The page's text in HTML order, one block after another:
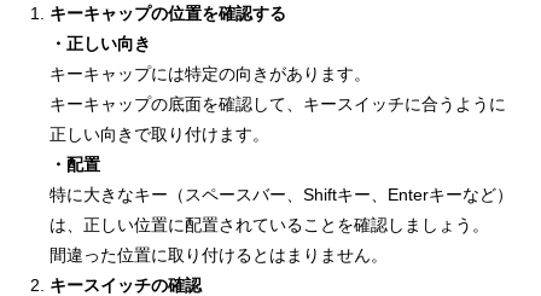
キーキャップの位置を確認する
・正しい向き
キーキャップには特定の向きがあります。
キーキャップの底面を確認して、キースイッチに合うように
正しい向きで取り付けます。
・配置
特に大きなキー（スペースバー、Shiftキー、Enterキーなど）
は、正しい位置に配置されていることを確認しましょう。
間違った位置に取り付けるとはまりません。
キースイッチの確認